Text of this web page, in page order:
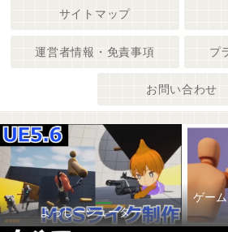
サイトマップ
運営者情報・免責事項 プ
お問い合わせ
よっしーシューター
ゲー